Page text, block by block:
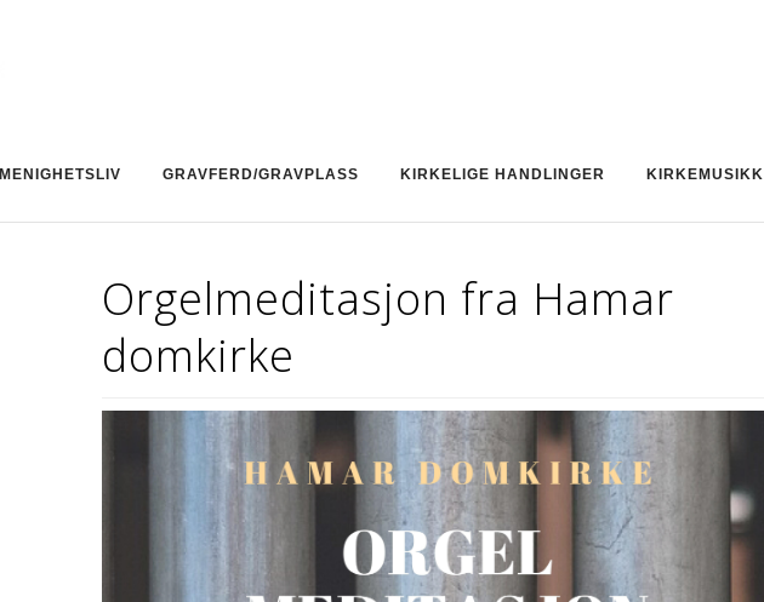
MENIGHETSLIV GRAVFERD/GRAVPLASS KIRKELIGE HANDLINGER KIRKEMUSIKK
Orgelmeditasjon fra Hamar
domkirke